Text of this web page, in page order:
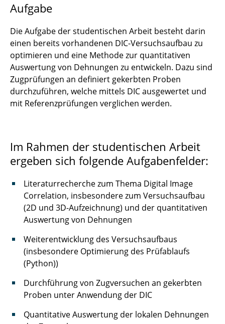
nachhaltige Anwendungen
Herstellung und Charakterisierung
myzelbasierter Verbundwerkstoffe für den
Einsatz in der Mobilität
Batterieforschung: Selektives Lasersintern für
den Einsatz in zukünftigen Batterien
Kontaktierung von metallisierten
Rundzellen: Konzeptentwicklung und
Validierung
Optimierung eines Biegeversuchs zur
Batterieelektroden
Lokale Dehnfeldbestimmung mittels Digital
Image Correlation
Zähigkeit von höchstfesten, geschweißten
Stählen
Aufgabe
Die Aufgabe der studentischen Arbeit besteht darin
einen bereits vorhandenen DIC-Versuchsaufbau zu
optimieren und eine Methode zur quantitativen
Auswertung von Dehnungen zu entwickeln. Dazu sind
Zugprüfungen an definiert gekerbten Proben
durchzuführen, welche mittels DIC ausgewertet und
mit Referenzprüfungen verglichen werden.
Im Rahmen der studentischen Arbeit
ergeben sich folgende Aufgabenfelder:
Literaturrecherche zum Thema Digital Image
Correlation, insbesondere zum Versuchsaufbau
(2D und 3D-Aufzeichnung) und der quantitativen
Auswertung von Dehnungen
Weiterentwicklung des Versuchsaufbaus
(insbesondere Optimierung des Prüfablaufs
(Python))
Durchführung von Zugversuchen an gekerbten
Proben unter Anwendung der DIC
Quantitative Auswertung der lokalen Dehnungen